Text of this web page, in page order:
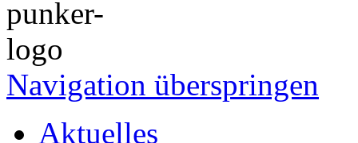
Navigation überspringen
Aktuelles